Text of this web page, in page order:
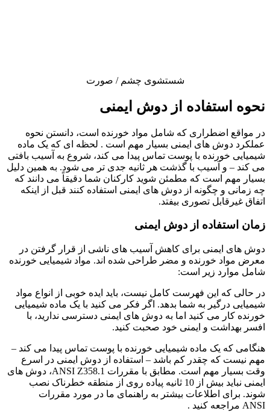
شستشوی چشم / صورت
نحوه استفاده از دوش ایمنی
در مواقع اضطراری که شامل مواد خورنده است، دانستن نحوه
عملکرد دوش های ایمنی بسیار مهم است . لحظه ای که یک ماده
شیمیایی خورنده با پوست تماس پیدا می کند، شروع به آسیب بافتی
می کند – و آسیب با گذشت هر ثانیه جدی تر می شود. به همین دلیل
بسیار مهم است که مطمئن شوید کارکنان شما دقیقاً می دانند که
چه زمانی و چگونه از دوش های ایمنی استفاده کنند قبل از اینکه
اتفاق غیرقابل تصوری بیفتد.
زمان استفاده از دوش ایمنی
دوش های ایمنی برای کاهش آسیب های ناشی از قرار گرفتن در
معرض مواد خورنده و مضر طراحی شده اند. مواد شیمیایی خورنده
شامل موارد زیر است:
در حالی که این فهرست کامل نیست، باید ایده خوبی از انواع مواد
شیمیایی درگیر به شما بدهد. اگر فکر می کنید با یک ماده شیمیایی
خورنده کار می کنید اما به دوش های ایمنی دسترسی ندارید، با
افسر بهداشت و ایمنی خود صحبت کنید.
هنگامی که یک ماده شیمیایی خورنده با پوست تماس پیدا می کند –
مهم نیست که چقدر کم باشد – استفاده از دوش ایمنی در اسرع
وقت بسیار مهم است. مطابق با مقررات ANSI Z358.1، دوش های
ایمنی نباید بیش از 10 ثانیه پیاده روی از منطقه خطرناک نصب
شوند. برای اطلاعات بیشتر به راهنمای ما در مورد مقررات
ANSI مراجعه کنید .